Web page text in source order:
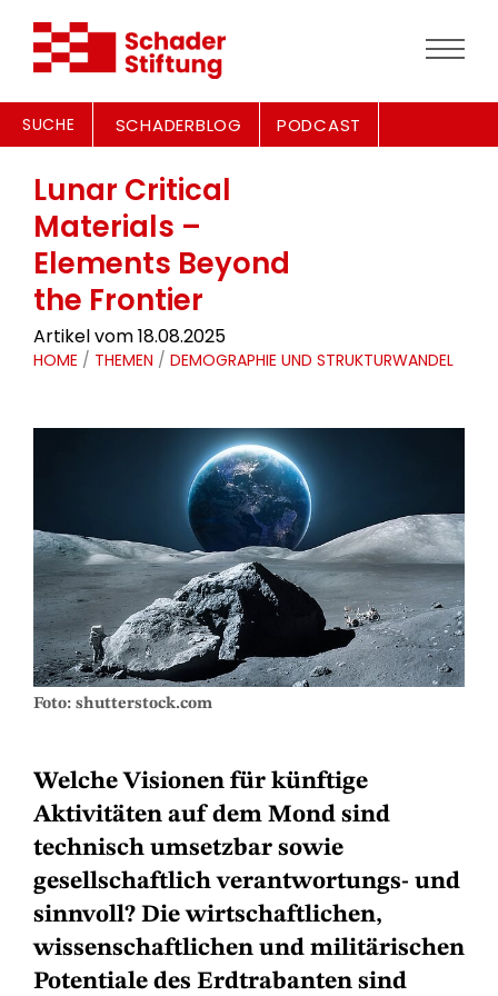
SUCHE SCHADERBLOG PODCAST
Lunar Critical
Materials –
Elements Beyond
the Frontier
Artikel vom 18.08.2025
HOME / THEMEN / DEMOGRAPHIE UND STRUKTURWANDEL
Foto: shutterstock.com
Welche Visionen für künftige
Aktivitäten auf dem Mond sind
technisch umsetzbar sowie
gesellschaftlich verantwortungs- und
sinnvoll? Die wirtschaftlichen,
wissenschaftlichen und militärischen
Potentiale des Erdtrabanten sind